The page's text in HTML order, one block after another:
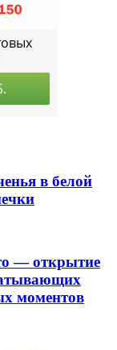
в белой
— открытие
моментов